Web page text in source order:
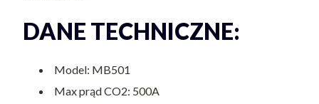
DANE TECHNICZNE:
Model: MB501
Max prąd CO2: 500A